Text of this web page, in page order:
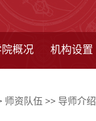
院概况 机构设置
师资队伍 >> 导师介绍